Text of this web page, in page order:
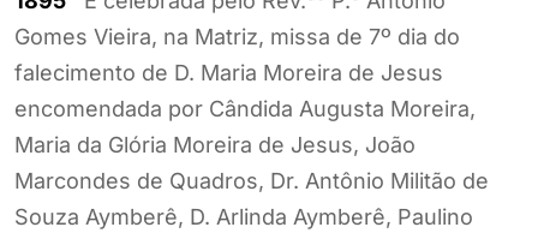
Gomes Vieira, na Matriz, missa de 7º dia do
falecimento de D. Maria Moreira de Jesus
encomendada por Cândida Augusta Moreira,
Maria da Glória Moreira de Jesus, João
Marcondes de Quadros, Dr. Antônio Militão de
Souza Aymberê, D. Arlinda Aymberê, Paulino